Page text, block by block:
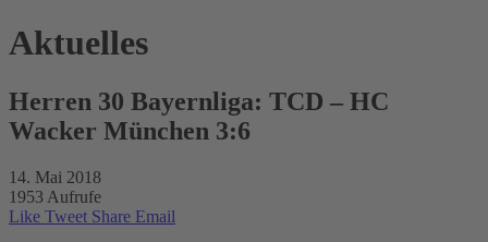
Aktuelles
Herren 30 Bayernliga: TCD – HC
Wacker München 3:6
14. Mai 2018
1953 Aufrufe
Like Tweet Share Email